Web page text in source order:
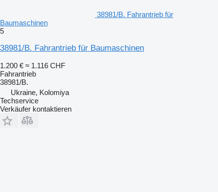
38981/B. Fahrantrieb für
Baumaschinen
5
38981/B. Fahrantrieb für Baumaschinen
1.200 € ≈ 1.116 CHF
Fahrantrieb
38981/B.
Ukraine, Kolomiya
Techservice
Verkäufer kontaktieren